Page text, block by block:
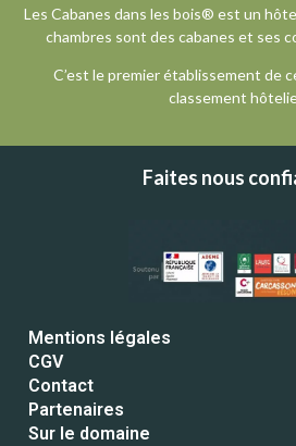
Les Cabanes dans les bois® est un
chambres sont des cabanes et ses
C’est le premier établissement de
classement
Faites nous
Mentions légales
CGV
Contact
Partenaires
Sur le domaine